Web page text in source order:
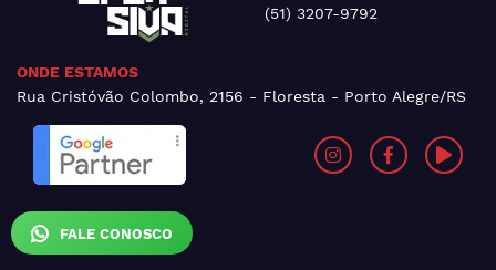
FALE CONOSCO
(51) 3207-9792
ONDE ESTAMOS
Rua Cristóvão Colombo, 2156 - Floresta - Porto Alegre/RS